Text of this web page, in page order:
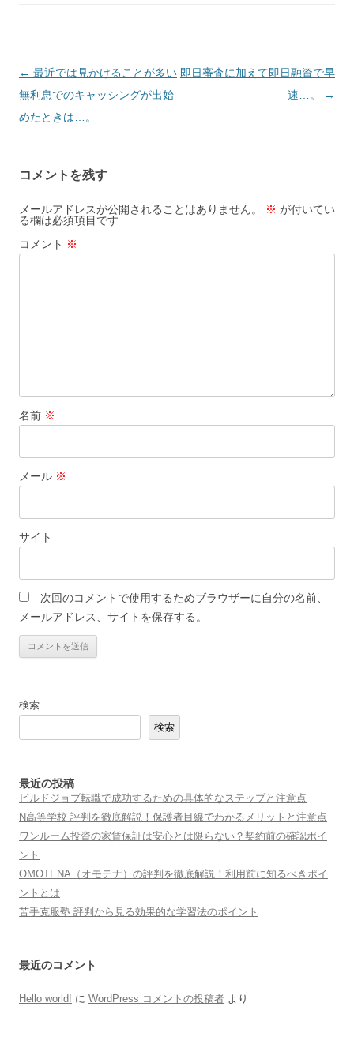
投
稿
ナ
ー
シ
ョ
ン
← 最近では見かけることが多い
無利息でのキャッシングが出始
めたときは…。
即日審査に加えて即日融資で早
速…。
→
コメントを残す
メールアドレスが公開されることはありません。 ※ が付いてい
る欄は必須項目です
コメント ※
名前 ※
メール ※
サイト
次回のコメントで使用するためブラウザーに自分の名前、
メールアドレス、サイトを保存する。
検索
検索
最近の投稿
ビルドジョブ転職で成功するための具体的なステップと注意点
N高等学校 評判を徹底解説！保護者目線でわかるメリットと注意点
ワンルーム投資の家賃保証は安心とは限らない？契約前の確認ポイ
ント
OMOTENA（オモテナ）の評判を徹底解説！利用前に知るべきポイ
ントとは
苦手克服塾 評判から見る効果的な学習法のポイント
最近のコメント
Hello world! に WordPress コメントの投稿者 より